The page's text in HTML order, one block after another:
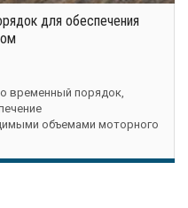
для обеспечения
временный порядок,
объемами моторного